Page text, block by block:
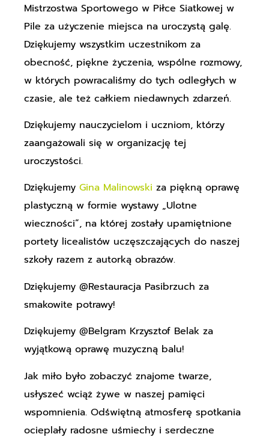
Mistrzostwa Sportowego w Piłce Siatkowej w
Pile za użyczenie miejsca na uroczystą galę.
Dziękujemy wszystkim uczestnikom za
obecność, piękne życzenia, wspólne rozmowy,
w których powracaliśmy do tych odległych w
czasie, ale też całkiem niedawnych zdarzeń.
Dziękujemy nauczycielom i uczniom, którzy
zaangażowali się w organizację tej
uroczystości.
Dziękujemy Gina Malinowski za piękną oprawę
plastyczną w formie wystawy „Ulotne
wieczności”, na której zostały upamiętnione
portety licealistów uczęszczających do naszej
szkoły razem z autorką obrazów.
Dziękujemy @Restauracja Pasibrzuch za
smakowite potrawy!
Dziękujemy @Belgram Krzysztof Belak za
wyjątkową oprawę muzyczną balu!
Jak miło było zobaczyć znajome twarze,
usłyszeć wciąż żywe w naszej pamięci
wspomnienia. Odświętną atmosferę spotkania
ocieplały radosne uśmiechy i serdeczne